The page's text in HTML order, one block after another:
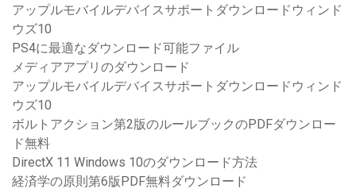
アップルモバイルデバイスサポートダウンロードウィンド
ウズ10
PS4に最適なダウンロード可能ファイル
メディアアプリのダウンロード
アップルモバイルデバイスサポートダウンロードウィンド
ウズ10
ボルトアクション第2版のルールブックのPDFダウンロー
ド無料
DirectX 11 Windows 10のダウンロード方法
経済学の原則第6版PDF無料ダウンロード